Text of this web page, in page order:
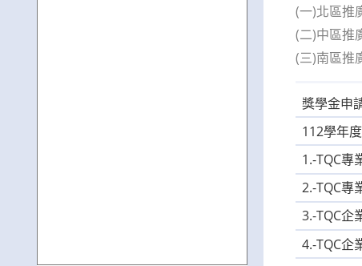
(一)北區推
(二)中區推
(三)南區推
獎學金申
112學年
1.-TQC專
2.-TQC專
3.-TQC企
4.-TQC企